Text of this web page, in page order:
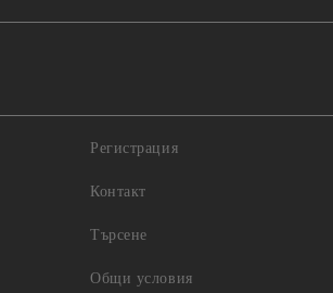
Регистрация
Контакт
Търсене
Общи условия